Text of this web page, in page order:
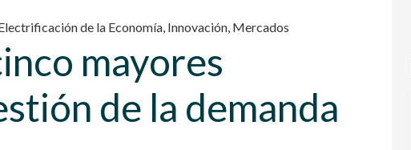
de la Economía, Innovación, Mercados
mayores
de la demanda